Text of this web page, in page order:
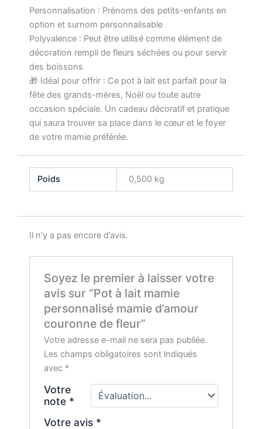
Personnalisation : Prénoms des petits-enfants en
option et surnom personnalisable
Polyvalence : Peut être utilisé comme élément de
décoration rempli de fleurs séchées ou pour servir
des boissons
🎁 Idéal pour offrir : Ce pot à lait est parfait pour la
fête des grands-mères, Noël ou toute autre
occasion spéciale. Un cadeau décoratif et pratique
qui saura trouver sa place dans le cœur et le foyer
de votre mamie préférée.
Poids 0,500 kg
Il n’y a pas encore d’avis.
Soyez le premier à laisser votre
avis sur “Pot à lait mamie
personnalisé mamie d’amour
couronne de fleur”
Votre adresse e-mail ne sera pas publiée.
Les champs obligatoires sont indiqués
avec *
Votre
note *
Votre avis *